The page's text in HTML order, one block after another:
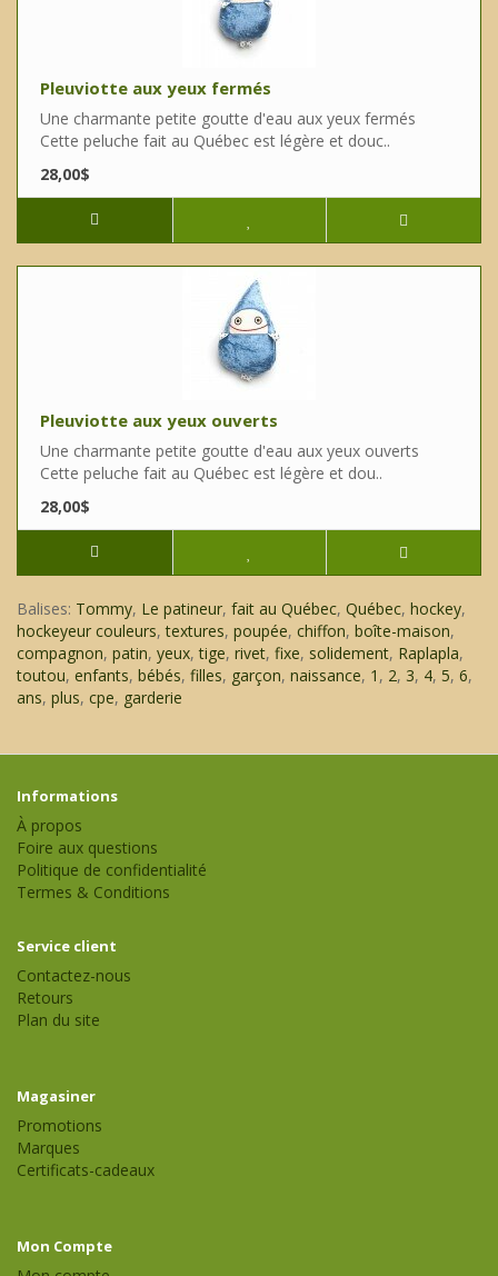
Pleuviotte aux yeux fermés
Une charmante petite goutte d'eau aux yeux fermés
Cette peluche fait au Québec est légère et douc..
28,00$
Pleuviotte aux yeux ouverts
Une charmante petite goutte d'eau aux yeux ouverts
Cette peluche fait au Québec est légère et dou..
28,00$
Balises: Tommy, Le patineur, fait au Québec, Québec, hockey,
hockeyeur couleurs,textures, poupée, chiffon, boîte-maison,
compagnon, patin, yeux,tige, rivet, fixe, solidement, Raplapla,
toutou, enfants, bébés, filles, garçon, naissance, 1 , 2, 3, 4, 5, 6,
ans, plus, cpe, garderie
Informations
À propos
Foire aux questions
Politique de confidentialité
Termes & Conditions
Service client
Contactez-nous
Retours
Plan du site
Magasiner
Promotions
Marques
Certificats-cadeaux
Mon Compte